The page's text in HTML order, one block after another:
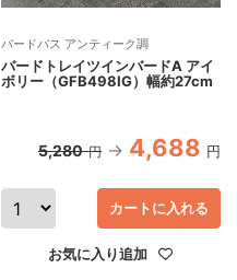
バードバス アンティーク調
バードトレイツインバードA アイ
ボリー（GFB498IG）幅約27cm
5,280 円 4,688 円
カートに入れる
お気に入り追加